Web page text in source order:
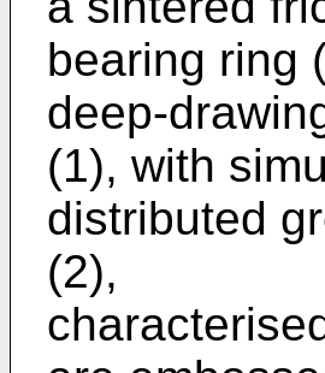
bearing ring
deep-
(1), with
distributed
(2),